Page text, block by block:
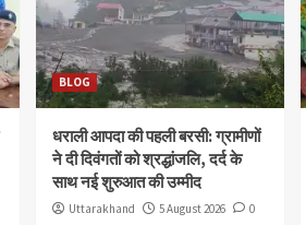
BLOG
धराली आपदा की पहली बरसी: ग्रामीणों
ने दी दिवंगतों को श्रद्धांजलि, दर्द के
साथ नई शुरुआत की उम्मीद
Uttarakhand 5 August 2026 0